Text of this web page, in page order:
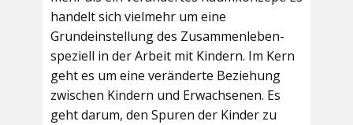
handelt sich vielmehr um eine
Grundeinstellung des Zusammenleben-
speziell in der Arbeit mit Kindern. Im Kern
geht es um eine veränderte Beziehung
zwischen Kindern und Erwachsenen. Es
geht darum, den Spuren der Kinder zu